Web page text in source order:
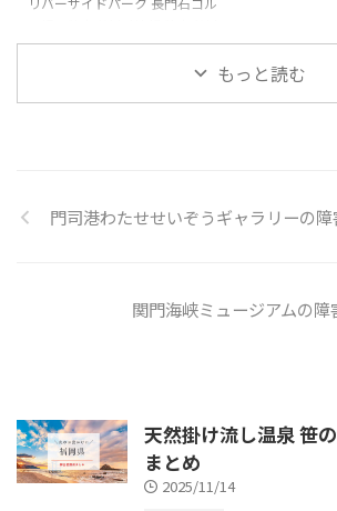
引内容本人：平日18H 300円バ
リアフリーー リバーサイドパー
URLhttps://kurumekoen.org/nag
もっと読む
門司港わたせせいぞうギャラリーの
関門海峡ミュージアムの障
天然掛け流し温泉 笹
まとめ
2025/11/14